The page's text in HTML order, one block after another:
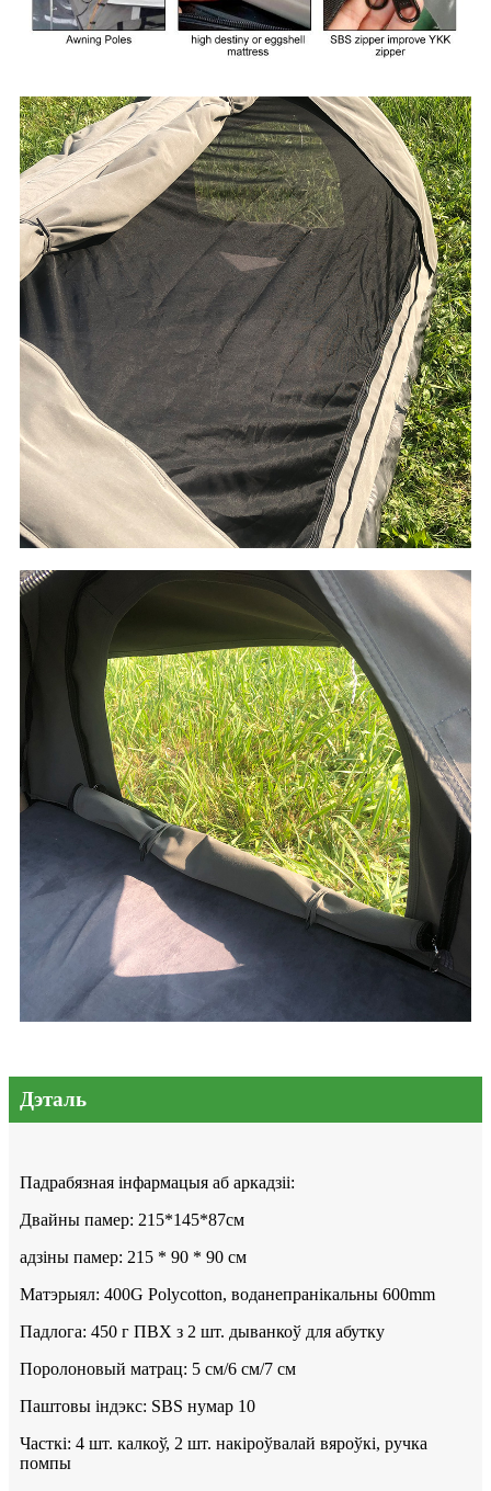
Дэталь
Падрабязная інфармацыя аб аркадзіі:
Двайны памер: 215*145*87см
адзіны памер: 215 * 90 * 90 см
Матэрыял: 400G Polycotton, воданепранікальны 600mm
Падлога: 450 г ПВХ з 2 шт. дыванкоў для абутку
Поролоновый матрац: 5 см/6 см/7 см
Паштовы індэкс: SBS нумар 10
Часткі: 4 шт. калкоў, 2 шт. накіроўвалай вяроўкі, ручка
помпы